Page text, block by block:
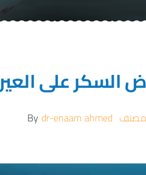
السكر على
مصنف By dr-enaam ahmed